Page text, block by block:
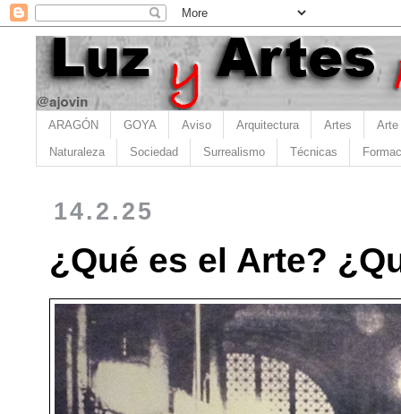
ARAGÓN GOYA Aviso Arquitectura Artes Arte
Naturaleza Sociedad Surrealismo Técnicas
14.2.25
¿Qué es el Arte?